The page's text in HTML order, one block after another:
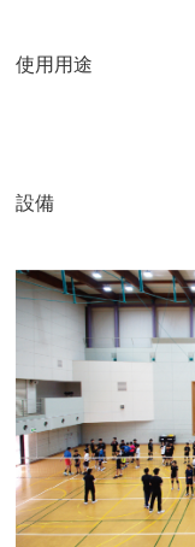
使用用途
設備